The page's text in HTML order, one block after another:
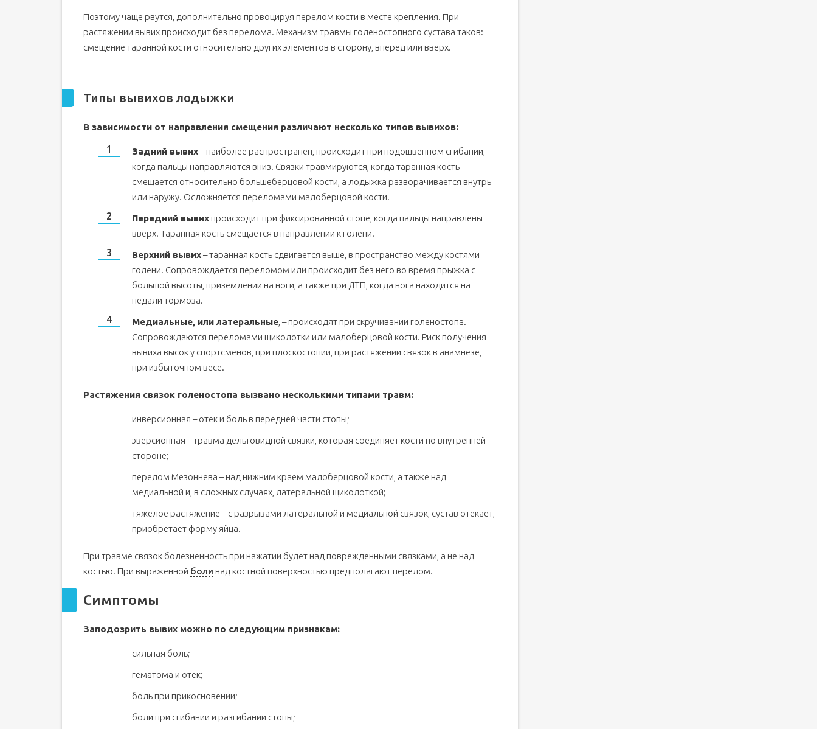
Поэтому чаще рвутся, дополнительно провоцируя перелом кости в месте крепления. При
растяжении вывих происходит без перелома. Механизм травмы голеностопного сустава таков:
смещение таранной кости относительно других элементов в сторону, вперед или вверх.
Типы вывихов лодыжки
В зависимости от направления смещения различают несколько типов вывихов:
Задний вывих– наиболее распространен, происходит при подошвенном сгибании,
когда пальцы направляются вниз. Связки травмируются, когда таранная кость
смещается относительно большеберцовой кости, а лодыжка разворачивается внутрь
или наружу. Осложняется переломами малоберцовой кости.
Передний вывих происходит при фиксированной стопе, когда пальцы направлены
вверх. Таранная кость смещается в направлении к голени.
Верхний вывих– таранная кость сдвигается выше, в пространство между костями
голени. Сопровождается переломом или происходит без него во время прыжка с
большой высоты, приземлении на ноги, а также при ДТП, когда нога находится на
педали тормоза.
Медиальные, или латеральные , – происходят при скручивании голеностопа.
Сопровождаются переломами щиколотки или малоберцовой кости. Риск получения
вывиха высок у спортсменов, при плоскостопии, при растяжении связок в анамнезе,
при избыточном весе.
Растяжения связок голеностопа вызвано несколькими типами травм:
инверсионная – отек и боль в передней части стопы;
эверсионная – травма дельтовидной связки, которая соединяет кости по внутренней
стороне;
перелом Мезоннева – над нижним краем малоберцовой кости, а также над
медиальной и, в сложных случаях, латеральной щиколоткой;
тяжелое растяжение – с разрывами латеральной и медиальной связок, сустав отекает,
приобретает форму яйца.
При травме связок болезненность при нажатии будет над поврежденными связками, а не над
костью. При выраженной боли над костной поверхностью предполагают перелом.
Симптомы
Заподозрить вывих можно по следующим признакам:
сильная боль;
гематома и отек;
боль при прикосновении;
боли при сгибании и разгибании стопы;